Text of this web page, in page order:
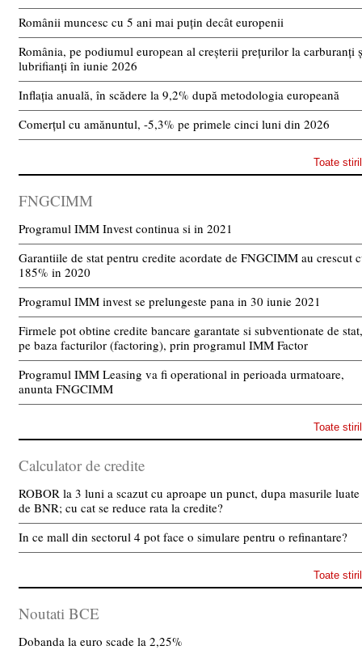
Românii muncesc cu 5 ani mai puțin decât europenii
România, pe podiumul european al creșterii prețurilor la carburanți
lubrifianți în iunie 2026
Inflația anuală, în scădere la 9,2% după metodologia europeană
Comerțul cu amănuntul, -5,3% pe primele cinci luni din 2026
Toate
FNGCIMM
Programul IMM Invest continua si in 2021
Garantiile de stat pentru credite acordate de FNGCIMM au crescut
185% in 2020
Programul IMM invest se prelungeste pana in 30 iunie 2021
Firmele pot obtine credite bancare garantate si subventionate de stat,
pe baza facturilor (factoring), prin programul IMM Factor
Programul IMM Leasing va fi operational in perioada urmatoare,
anunta FNGCIMM
Toate
Calculator de credite
ROBOR la 3 luni a scazut cu aproape un punct, dupa masurile luate
de BNR; cu cat se reduce rata la credite?
In ce mall din sectorul 4 pot face o simulare pentru o refinantare?
Toate
Noutati BCE
Dobanda la euro scade la 2,25%